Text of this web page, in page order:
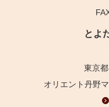
とよ
東京
オリエント丹野